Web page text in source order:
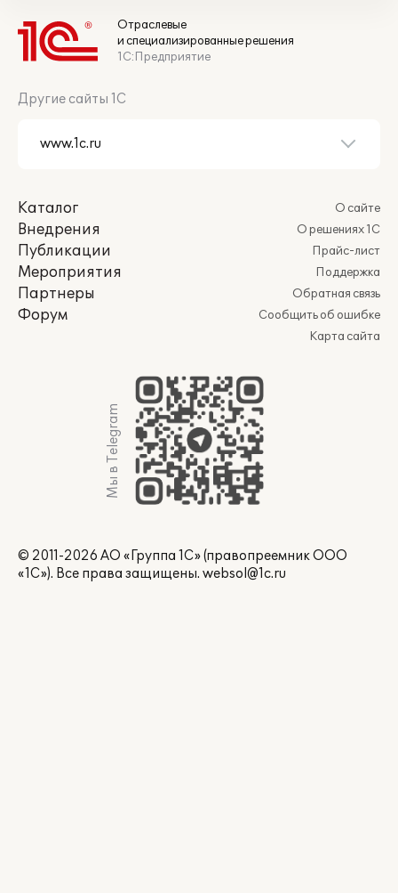
Отраслевые
и специализированные решения
1С:Предприятие
Другие сайты 1С
Каталог
Внедрения
Публикации
Мероприятия
Партнеры
Форум
О сайте
О решениях 1С
Прайс-лист
Поддержка
Обратная связь
Сообщить об ошибке
Карта сайта
Мы в Telegram
© 2011-2026 АО «Группа 1С» (правопреемник ООО
«1С»). Все права защищены. websol@1c.ru